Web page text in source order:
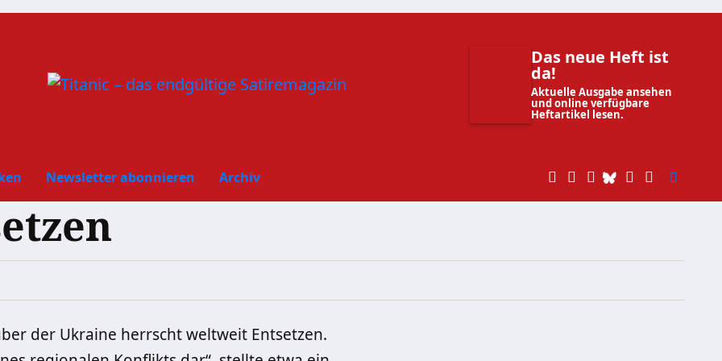
Das neue Heft ist
da!
Aktuelle Ausgabe ansehen
und online verfügbare
Heftartikel lesen.
Newsletter abonnieren Archiv
der Ukraine herrscht weltweit Entsetzen.